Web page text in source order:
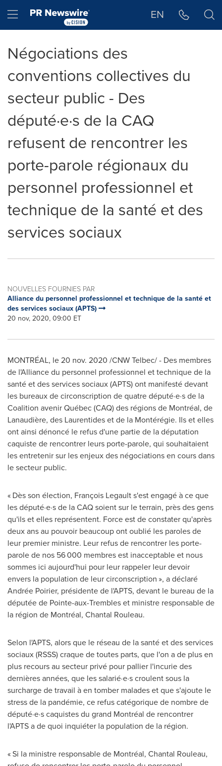
Hamburger menu EN
Négociations des
conventions collectives du
secteur public - Des
député·e·s de la CAQ
refusent de rencontrer les
porte-parole régionaux du
personnel professionnel et
technique de la santé et des
services sociaux
NOUVELLES FOURNIES PAR
Alliance du personnel professionnel et technique de la santé et
des services sociaux (APTS)
20 nov, 2020, 09:00 ET
MONTRÉAL, le20 nov. 2020 /CNW Telbec/ - Des membres
de l'Alliance du personnel professionnel et technique de la
santé et des services sociaux (APTS) ont manifesté devant
les bureaux de circonscription de quatre député·e·s de la
Coalition avenir Québec (CAQ) des régions de Montréal, de
Lanaudière, des Laurentides et de la Montérégie. Ils et elles
ont ainsi dénoncé le refus d'une partie de la députation
caquiste de rencontrer leurs porte-parole, qui souhaitaient
les entretenir sur les enjeux des négociations en cours dans
le secteur public.
« Dès son élection, François Legault s'est engagé à ce que
les député·e·s de la CAQ soient sur le terrain, près des gens
qu'ils et elles représentent. Force est de constater qu'après
deux ans au pouvoir beaucoup ont oublié les paroles de
leur premier ministre. Leur refus de rencontrer les porte-
parole de nos 56 000 membres est inacceptable et nous
sommes ici aujourd'hui pour leur rappeler leur devoir
envers la population de leur circonscription », a déclaré
Andrée Poirier, présidente de l'APTS, devant le bureau de la
députée de Pointe-aux-Trembleset ministre responsable de
la région de Montréal, Chantal Rouleau.
Selon l'APTS, alors que le réseau de la santé et des services
sociaux (RSSS) craque de toutes parts, que l'on a de plus en
plus recours au secteur privé pour pallier l'incurie des
dernières années, que les salarié·e·s croulent sous la
surcharge de travail à en tomber malades et que s'ajoute le
stress de la pandémie, ce refus catégorique de nombre de
député·e·s caquistes du grand Montréal de rencontrer
l'APTS a de quoi inquiéter la population de la région.
« Si la ministre responsable de Montréal, Chantal Rouleau,